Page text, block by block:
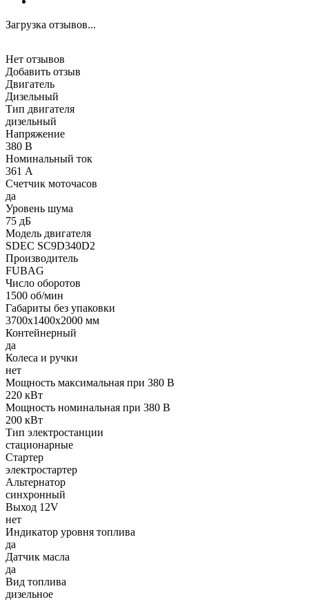
Загрузка отзывов...
Нет отзывов
Добавить отзыв
Двигатель
Дизельный
Тип двигателя
дизельный
Напряжение
380 В
Номинальный ток
361 А
Счетчик моточасов
да
Уровень шума
75 дБ
Модель двигателя
SDEC SC9D340D2
Производитель
FUBAG
Число оборотов
1500 об/мин
Габариты без упаковки
3700х1400х2000 мм
Контейнерный
да
Колеса и ручки
нет
Мощность максимальная при 380 В
220 кВт
Мощность номинальная при 380 В
200 кВт
Тип электростанции
стационарные
Стартер
электростартер
Альтернатор
синхронный
Выход 12V
нет
Индикатор уровня топлива
да
Датчик масла
да
Вид топлива
дизельное